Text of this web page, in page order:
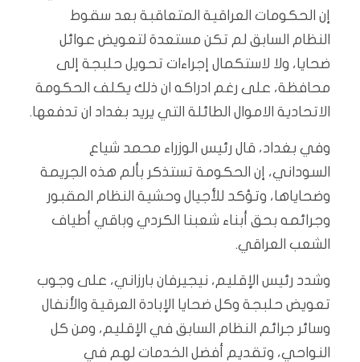
إن الحكومات العراقية المتعاقبة بعد سقوط
النظام السابق لم تكن مستعدة لتعويض عوائل
ضحايا، ولا لاستكمال إجراءات تحويل حلبجة إلى
محافظة، على رغم ادراكه ان ذلك يكلف الحكومة
الاتحادية الاموال الطائلة التي يريد بغداد ان تدفعها.
وفي بغداد، قال رئيس الوزراء محمد شياع
السوداني، إن الحكومة تستذكر بألم هذه الجريمة
وضحاياها، وتؤكد للأجيال وحشية النظام المقبور
وجرائمه بحق أبناء شعبنا الكردي وباقي أطياف
الشعب العراقي.
وشدد رئيس الإقليم، نيجيرفان بارزاني، على وجوب
تعويض حلبجة وكل ضحايا الإبادة العرقية والأنفال
وسائر جرائم النظام السابق في الإقليم، ومن كل
النواحي، وتقديم أفضل الخدمات لهم في